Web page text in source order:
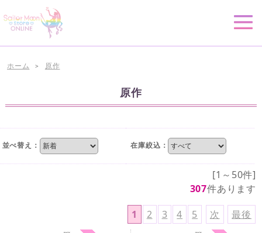
ホーム > 原作
原作
並べ替え： 在庫絞込：
[1～50件]
307件あります
1
2 3 4 5 次 最後